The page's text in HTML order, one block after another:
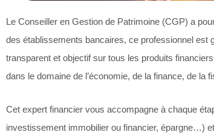
Le Conseiller en Gestion de Patrimoine (CGP) a
des établissements bancaires, ce professionnel est
transparent et objectif sur tous les produits
dans le domaine de l’économie, de la finance, de la
Cet expert financier vous accompagne à chaque
investissement immobilier ou financier, épargne…)